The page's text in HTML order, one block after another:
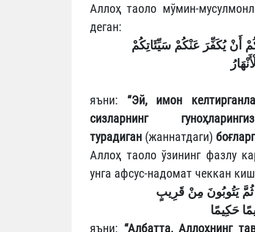
Аллоҳ таоло мўмин-
деган:
أَنْ يُكَفِّرَ عَنْكُمْ سَيِّئَاتِكُمْ
яъни: “Эй, имон
сизларнинг
турадиган (жаннатдаги)
Аллоҳ таоло ўзининг фазлу
унга афсус-надомат чеккан
ثُمَّ يَتُوبُونَ مِنْ قَرِيبٍ
حَكِيمًا
яъни: “Албатта, Аллоҳнинг